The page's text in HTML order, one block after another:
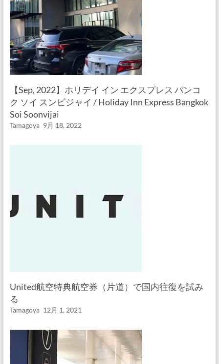
【Sep, 2022】ホリデイ イン エクスプレス バンコ
ク ソイ スンビジャイ / Holiday Inn Express Bangkok
Soi Soonvijai
Tamagoya 9月 18, 2022
United航空特典航空券（片道）で国内往復を試み
る
Tamagoya 12月 1, 2021